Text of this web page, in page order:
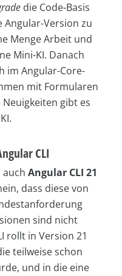
die Code-Basis
Angular-Version zu
Menge Arbeit und
Mini-KI. Danach
im Angular-Core-
mit Formularen
gibt es
CLI
Angular CLI 21
dass diese von
sind nicht
rollt in Version 21
teilweise schon
und in die eine